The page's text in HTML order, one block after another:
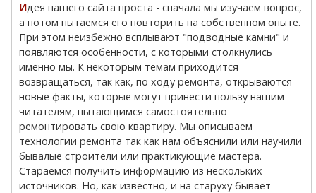
Идея нашего сайта проста - сначала мы изучаем вопрос,
а потом пытаемся его повторить на собственном опыте.
При этом неизбежно всплывают "подводные камни" и
появляются особенности, с которыми столкнулись
именно мы. К некоторым темам приходится
возвращаться, так как, по ходу ремонта, открываются
новые факты, которые могут принести пользу нашим
читателям, пытающимся самостоятельно
ремонтировать свою квартиру. Мы описываем
технологии ремонта так как нам объяснили или научили
бывалые строители или практикующие мастера.
Стараемся получить информацию из нескольких
источников. Но, как известно, и на старуху бывает